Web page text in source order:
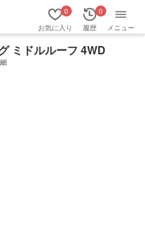
お気に入り
0
履歴
0
メニュー
ミドルルーフ 4WD